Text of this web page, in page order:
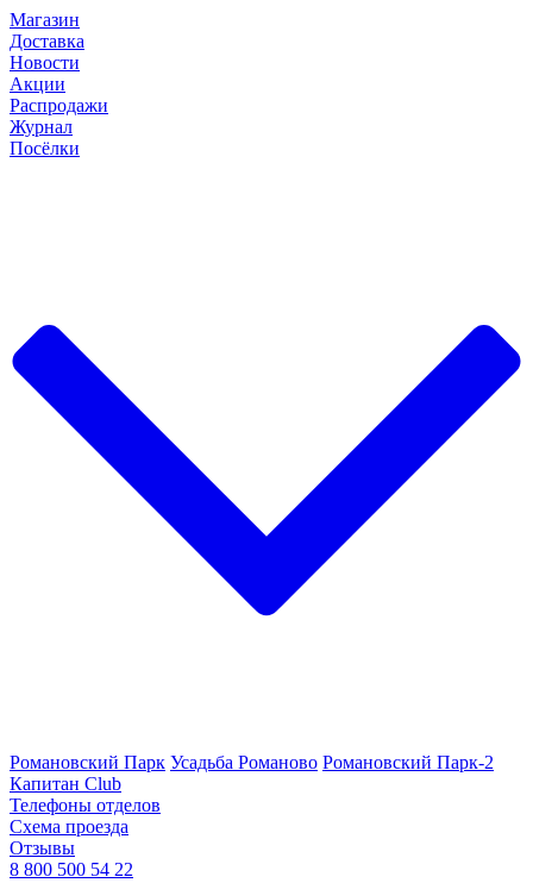
Магазин
Доставка
Новости
Акции
Распродажи
Журнал
Посёлки
Романовский Парк Усадьба Романово Романовский Парк-2
Капитан Club
Телефоны отделов
Схема проезда
Отзывы
8 800 500 54 22